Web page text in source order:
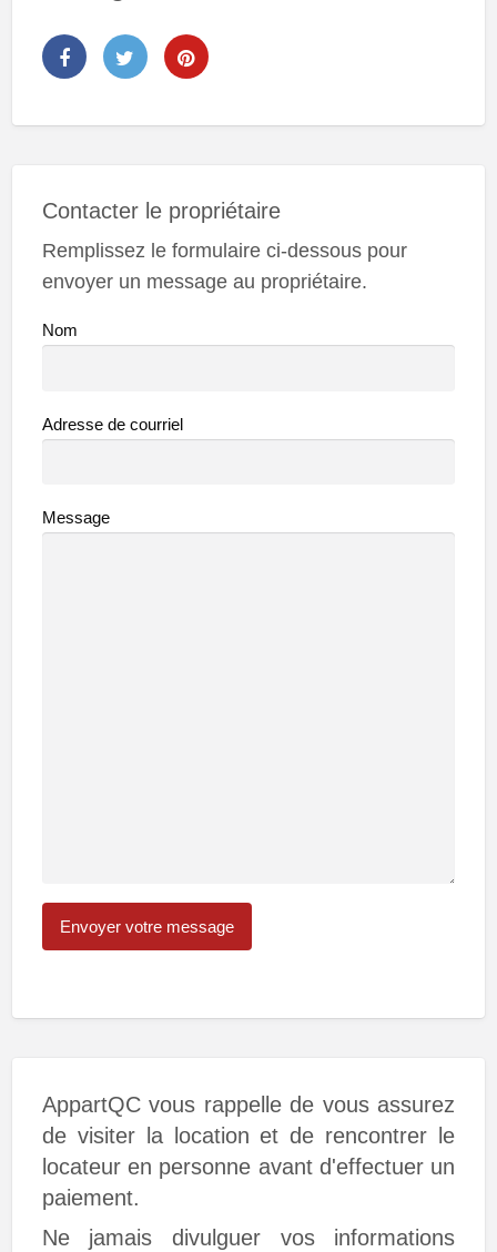
Contacter le propriétaire
Remplissez le formulaire ci-dessous pour
envoyer un message au propriétaire.
Nom
Adresse de courriel
Message
AppartQC vous rappelle de vous assurez
de visiter la location et de rencontrer le
locateur en personne avant d'effectuer un
paiement.
Ne jamais divulguer vos informations